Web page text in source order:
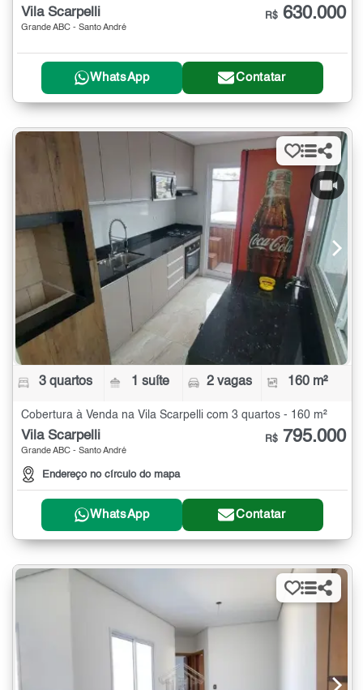
Vila Scarpelli
Grande ABC - Santo André
R$ 630.000
WhatsApp Contatar
3 quartos 1 suíte 2 vagas 160 m²
Cobertura à Venda na Vila Scarpelli com 3 quartos - 160 m²
Vila Scarpelli
Grande ABC - Santo André
Endereço no círculo do mapa
R$ 795.000
WhatsApp Contatar